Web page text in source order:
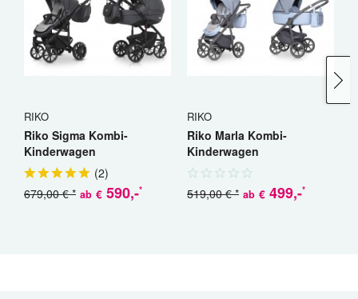
RIKO
Riko Sigma Kombi-
Kinderwagen
(2)
ab € 590,-*
679,00 € *
RIKO
Riko Marla Kombi-
Kinderwagen
ab € 499,-*
519,00 € *